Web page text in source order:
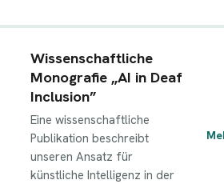
Wissenschaftliche
Monografie „AI in Deaf
Inclusion”
Eine wissenschaftliche
Publikation beschreibt
unseren Ansatz für
künstliche Intelligenz in der